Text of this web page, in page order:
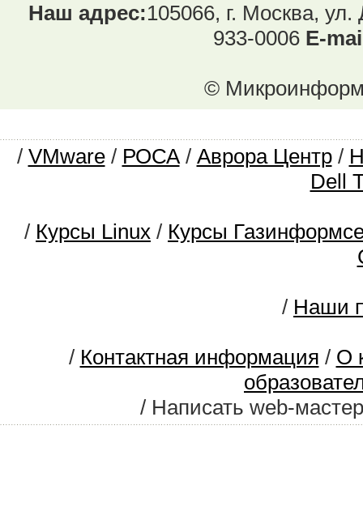
Наш адрес:105066, г. Москва,
933-0006 E-
©
/ VMware/ РОСА/ Аврора Центр/
Dell
/ Курсы Linux / Курсы
/ Наши
/ Контактная информация / О
/ Написать web-